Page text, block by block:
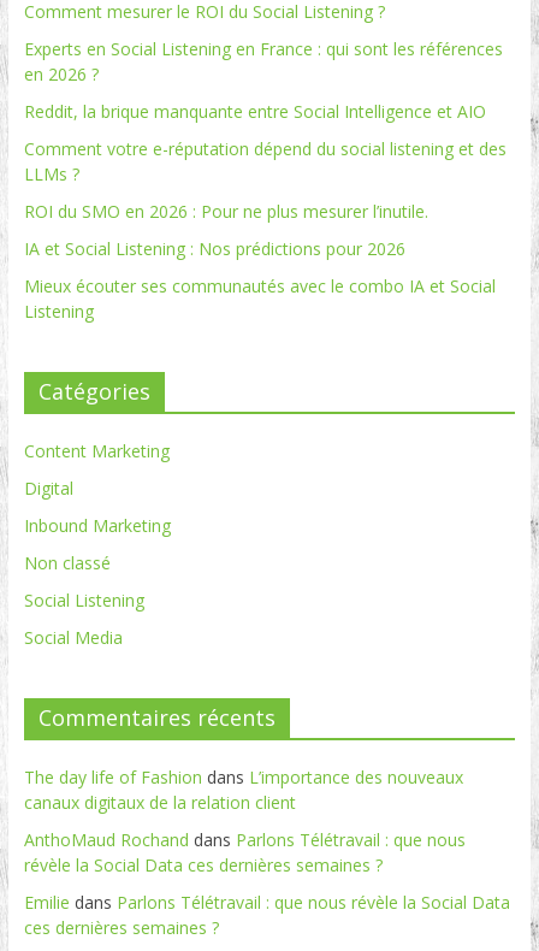
Comment mesurer le ROI du Social Listening ?
Experts en Social Listening en France : qui sont les références
en 2026 ?
Reddit, la brique manquante entre Social Intelligence et AIO
Comment votre e-réputation dépend du social listening et des
LLMs ?
ROI du SMO en 2026 : Pour ne plus mesurer l’inutile.
IA et Social Listening : Nos prédictions pour 2026
Mieux écouter ses communautés avec le combo IA et Social
Listening
Catégories
Content Marketing
Digital
Inbound Marketing
Non classé
Social Listening
Social Media
Commentaires récents
The day life of Fashion dans L’importance des nouveaux
canaux digitaux de la relation client
AnthoMaud Rochand dans Parlons Télétravail : que nous
révèle la Social Data ces dernières semaines ?
Emilie dans Parlons Télétravail : que nous révèle la Social Data
ces dernières semaines ?